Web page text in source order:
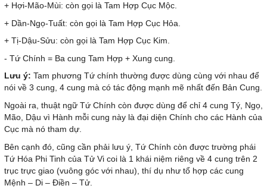
+ Hợi-Mão-Mùi: còn gọi là Tam Hợp Cục Mộc.
+ Dần-Ngọ-Tuất: còn gọi là Tam Hợp Cục Hỏa.
+ Tị-Dậu-Sửu: còn gọi là Tam Hợp Cục Kim.
- Tứ Chính = Ba cung Tam Hợp + Xung cung.
Lưu ý: Tam phương Tứ chính thường được dùng cùng với nhau để
nói về 3 cung, 4 cung mà có tác động mạnh mẽ nhất đến Bản Cung.
Ngoài ra, thuật ngữ Tứ Chính còn được dùng để chỉ 4 cung Tý, Ngọ,
Mão, Dậu vì Hành mỗi cung này là đại diện Chính cho các Hành của
Cục mà nó tham dự.
Bên cạnh đó, cũng cần phải lưu ý, Tứ Chính còn được trường phái
Tứ Hóa Phi Tinh của Tử Vi coi là 1 khái niệm riêng về 4 cung trên 2
trục trực giao (vuông góc với nhau), thí dụ như tổ hợp các cung
Mệnh – Di – Điền – Tử.